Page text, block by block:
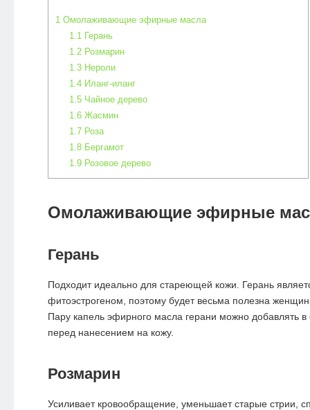
1Омолаживающие эфирные масла
1.1Герань
1.2Розмарин
1.3Нероли
1.4Иланг-иланг
1.5Чайное дерево
1.6Жасмин
1.7Роза
1.8Бергамот
1.9Розовое дерево
Омолаживающие эфирные
Герань
Подходит идеально для стареющей кожи. Герань
фитоэстрогеном, поэтому будет весьма полезна
Пару капель эфирного масла герани можно добавлять
перед нанесением на кожу.
Розмарин
Усиливает кровообращение, уменьшает старые стрии,